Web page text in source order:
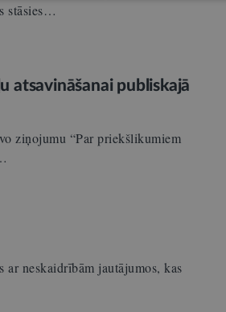
stāsies…
atsavināšanai publiskajā
ziņojumu “Par priekšlikumiem
ar neskaidrībām jautājumos, kas